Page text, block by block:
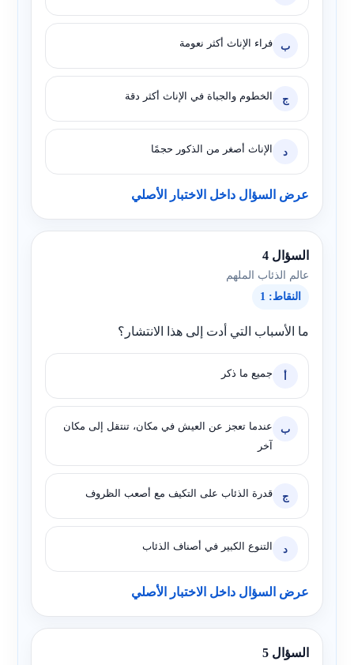
ب فراء الإناث أكثر نعومة
ج الخطوم والجباة في الإناث أكثر دقة
د الإناث أصغر من الذكور حجمًا
عرض السؤال داخل الاختبار الأصلي
السؤال 4
عالم الذئاب الملهم
النقاط: 1
ما الأسباب التي أدت إلى هذا الانتشار؟
أ جميع ما ذكر
ب
عندما تعجز عن العيش في مكان، تنتقل إلى مكان
آخر
ج قدرة الذئاب على التكيف مع أصعب الظروف
د التنوع الكبير في أصناف الذئاب
عرض السؤال داخل الاختبار الأصلي
السؤال 5